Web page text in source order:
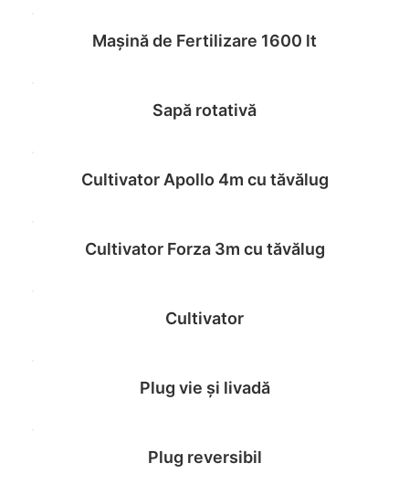
Mașină de Fertilizare 1600 lt
Sapă rotativă
Cultivator Apollo 4m cu tăvălug
Cultivator Forza 3m cu tăvălug
Cultivator
Read more
Plug vie și livadă
Plug reversibil